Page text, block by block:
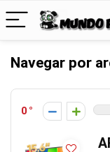
Navegar por
0